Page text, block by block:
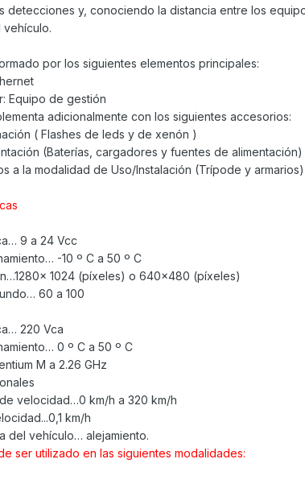
detecciones y, conociendo la distancia entre los
por los siguientes elementos principales:
Equipo de gestión
adicionalmente con los siguientes accesorios:
( Flashes de leds y de xenón )
(Baterías, cargadores y fuentes de alimentación)
a la modalidad de Uso/Instalación (Trípode y armarios)
9 a 24 Vcc
-10 º C a 50 º C
1024 (píxeles) o 640x480 (píxeles)
60 a 100
220 Vca
0 º C a 50 º C
M a 2.26 GHz
velocidad…0 km/h a 320 km/h
km/h
del vehículo… alejamiento.
ser utilizado en las siguientes modalidades: